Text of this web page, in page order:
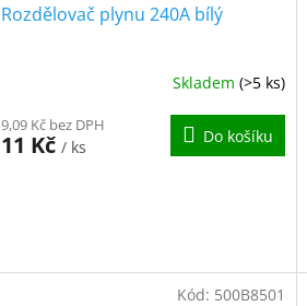
Rozdělovač plynu 240A bílý
Skladem (>5 ks)
9,09 Kč bez DPH
11 Kč / ks
Do košíku
Kód: 500B8501